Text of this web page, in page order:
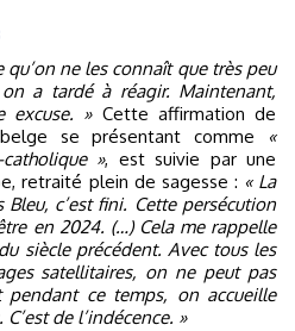
qu’on ne les connaît que très peu
a tardé à réagir. Maintenant,
excuse. »Cette affirmation de
se présentant comme
«
», est suivie par une
retraité plein de sagesse : « La
c’est fini. Cette persécution
en 2024. (…) Cela me rappelle
siècle précédent. Avec tous les
satellitaires, on ne peut pas
ce temps, on accueille
de l’indécence. »